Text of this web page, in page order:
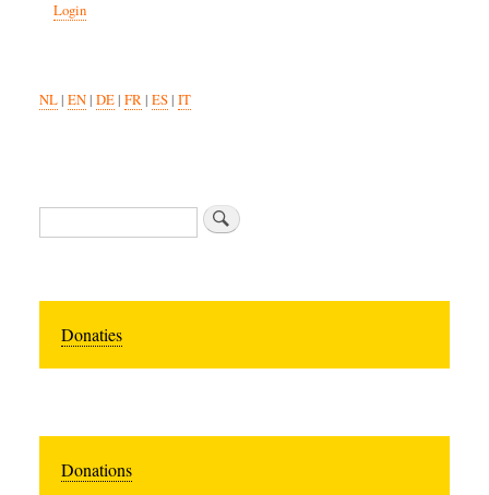
Login
NL| EN| DE| FR| ES| IT
Search
Donaties
Donations